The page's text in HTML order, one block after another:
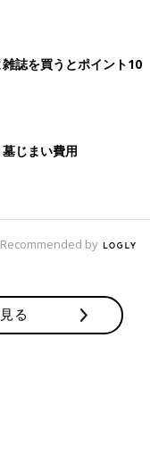
誌を買うとポイント10
じまい費用
Recommended by
る